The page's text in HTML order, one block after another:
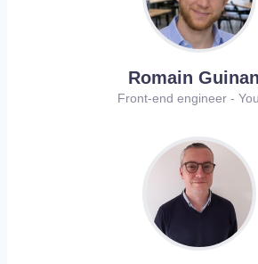
Romain
Front-end engineer -